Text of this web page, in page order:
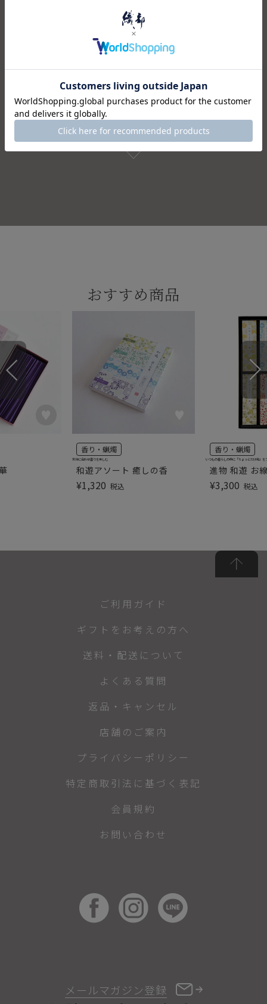
注意事項
おすすめ商品
和遊アソート 癒しの香
香り・蝋燭
¥1,320 税込
気分に合わせ香りを楽しむ
進物 和遊 お
香り・蝋燭
¥3,300 税込
いつもの暮らしの中に「ちょっとだけ和」を
メールマガジン登録
ご利用ガイド
ギフトをお考えの方へ
送料・配送について
よくある質問
返品・キャンセル
店舗のご案内
プライバシーポリシー
特定商取引法に基づく表記
会員規約
お問い合わせ